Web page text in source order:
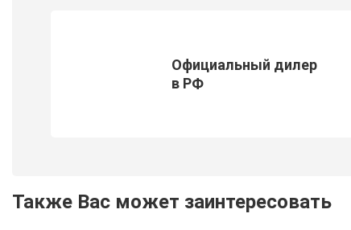
Официальный дилер
в РФ
Также Вас может заинтересовать